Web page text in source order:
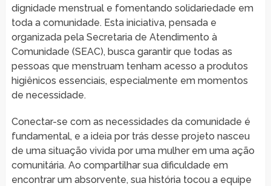
dignidade menstrual e fomentando solidariedade em
toda a comunidade. Esta iniciativa, pensada e
organizada pela Secretaria de Atendimento à
Comunidade (SEAC), busca garantir que todas as
pessoas que menstruam tenham acesso a produtos
higiênicos essenciais, especialmente em momentos
de necessidade.
Conectar-se com as necessidades da comunidade é
fundamental, e a ideia por trás desse projeto nasceu
de uma situação vivida por uma mulher em uma ação
comunitária. Ao compartilhar sua dificuldade em
encontrar um absorvente, sua história tocou a equipe